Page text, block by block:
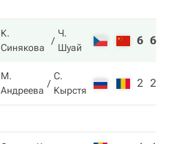
К.
Синякова
Ч.
Шуай
6 6
М.
Андреева
С.
Кырстя
2 2